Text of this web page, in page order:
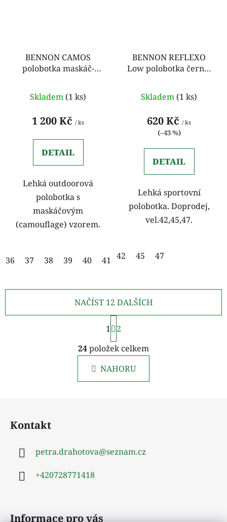
BENNON CAMOS
polobotka maskáč-
Skladem (1 ks)
1 200 Kč / ks
DETAIL
Lehká outdoorová
polobotka s
maskáčovým
(camouflage) vzorem.
36 37 38 39 40 41 42 43 44
BENNON REFLEXO
Low polobotka černo-
Skladem (1 ks)
620 Kč / ks
(–43 %)
DETAIL
Lehká sportovní
polobotka. Doprodej,
vel.42,45,47.
42 45 47
O
v
l
á
d
v
i
NAČÍST 12 DALŠÍCH
S
t
r
á
n
k
1
2
24položek celkem
NAHORU
Kontakt
petra.drahotova@seznam.cz
+420728771418
Informace pro vás